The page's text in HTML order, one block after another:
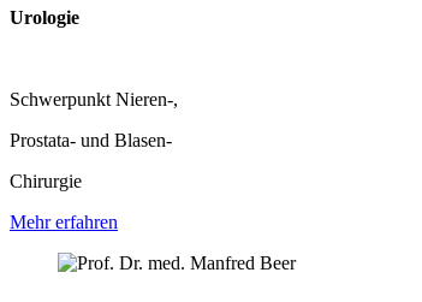
Urologie
Schwerpunkt Nieren-,
Prostata- und Blasen-
Chirurgie
Mehr erfahren